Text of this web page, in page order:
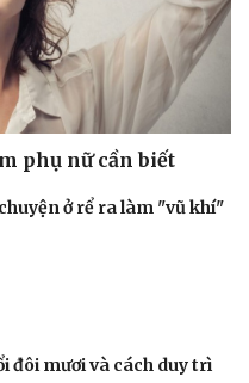
Tình yêu - Gia đình
phụ nữ cần biết
ở rể ra làm "vũ khí"
đôi mươi và cách duy trì